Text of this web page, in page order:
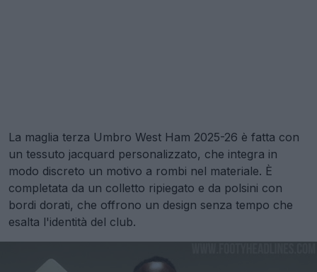
La maglia terza Umbro West Ham 2025-26 è fatta con
un tessuto jacquard personalizzato, che integra in
modo discreto un motivo a rombi nel materiale. È
completata da un colletto ripiegato e da polsini con
bordi dorati, che offrono un design senza tempo che
esalta l'identità del club.